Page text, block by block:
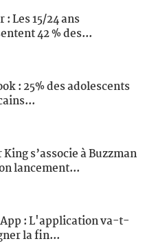
Les 15/24 ans
42 % des...
: 25% des adolescents
s’associe à Buzzman
lancement...
: L'application va-t-
la fin...